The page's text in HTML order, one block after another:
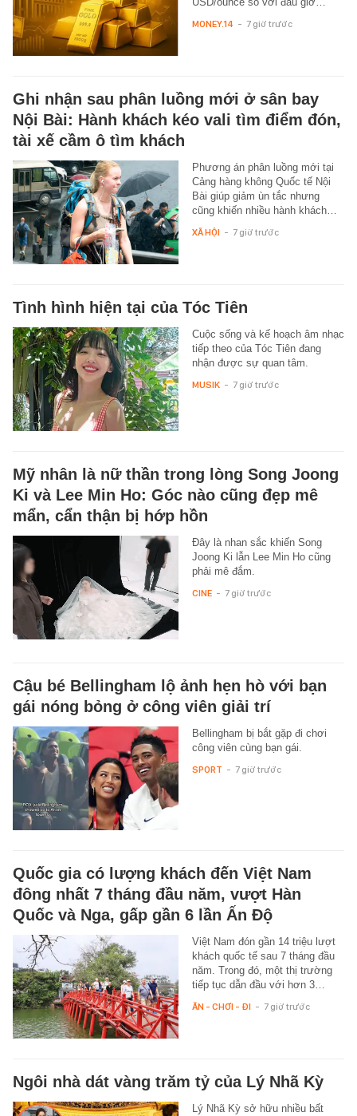
MONEY.14 - 7 giờ trước
Ghi nhận sau phân luồng mới ở sân bay
Nội Bài: Hành khách kéo vali tìm điểm đón,
tài xế cầm ô tìm khách
Phương án phân luồng mới tại
Cảng hàng không Quốc tế Nội
Bài giúp giảm ùn tắc nhưng
cũng khiến nhiều hành khách…
XÃ HỘI - 7 giờ trước
Tình hình hiện tại của Tóc Tiên
Cuộc sống và kế hoạch âm nhạc
tiếp theo của Tóc Tiên đang
nhận được sự quan tâm.
MUSIK - 7 giờ trước
Mỹ nhân là nữ thần trong lòng Song Joong
Ki và Lee Min Ho: Góc nào cũng đẹp mê
mẩn, cẩn thận bị hớp hồn
Đây là nhan sắc khiến Song
Joong Ki lẫn Lee Min Ho cũng
phải mê đắm.
CINE - 7 giờ trước
Cậu bé Bellingham lộ ảnh hẹn hò với bạn
gái nóng bỏng ở công viên giải trí
Bellingham bị bắt gặp đi chơi
công viên cùng bạn gái.
SPORT - 7 giờ trước
Quốc gia có lượng khách đến Việt Nam
đông nhất 7 tháng đầu năm, vượt Hàn
Quốc và Nga, gấp gần 6 lần Ấn Độ
Việt Nam đón gần 14 triệu lượt
khách quốc tế sau 7 tháng đầu
năm. Trong đó, một thị trường
tiếp tục dẫn đầu với hơn 3…
ĂN - CHƠI - ĐI - 7 giờ trước
Ngôi nhà dát vàng trăm tỷ của Lý Nhã Kỳ
Lý Nhã Kỳ sở hữu nhiều bất